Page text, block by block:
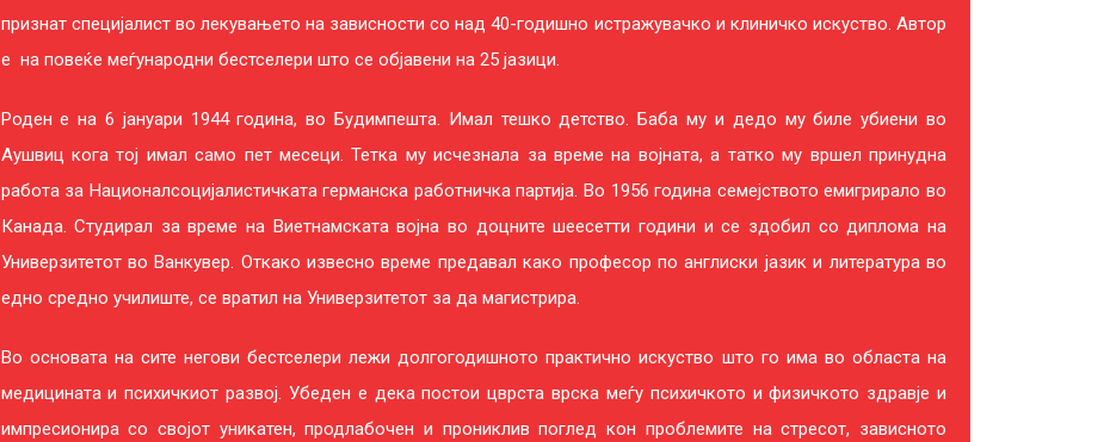
признат специјалист во лекувањето на зависности со над 40-годишно истражувачко и клиничко искуство. Автор
е на повеќе меѓународни бестселери што се објавени на 25 јазици.
Роден е на 6 јануари 1944 година, во Будимпешта. Имал тешко детство. Баба му и дедо му биле убиени во
Аушвиц кога тој имал само пет месеци. Тетка му исчезнала за време на војната, а татко му вршел принудна
работа за Националсоцијалистичката германска работничка партија. Во 1956 година семејството емигрирало во
Канада. Студирал за време на Виетнамската војна во доцните шеесетти години и се здобил со диплома на
Универзитетот во Ванкувер. Откако извесно време предавал како професор по англиски јазик и литература во
едно средно училиште, се вратил на Универзитетот за да магистрира.
Во основата на сите негови бестселери лежи долгогодишното практично искуство што го има во областа на
медицината и психичкиот развој. Убеден е дека постои цврста врска меѓу психичкото и физичкото здравје и
импресионира со својот уникатен, продлабочен и прониклив поглед кон проблемите на стресот, зависното